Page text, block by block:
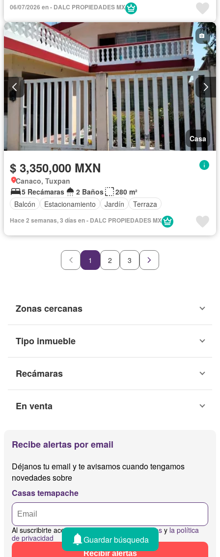
06/07/2026 en - DALC PROPIEDADES MX
Casa
$ 3,350,000 MXN
Canaco, Tuxpan
5 Recámaras
2 Baños
280 m²
Balcón
Estacionamiento Jardín Terraza
Hace 2 semanas, 3 días en - DALC PROPIEDADES MX
1 2 3
Zonas cercanas
Tipo inmueble
Recámaras
En venta
Recibe alertas por email
Déjanos tu email y te avisamos cuando tengamos
novedades sobre
Casas temapache
Al suscribirte aceptaslos términos y condiciones y la política
de privacidad
Recibir alertas
Guardar búsqueda